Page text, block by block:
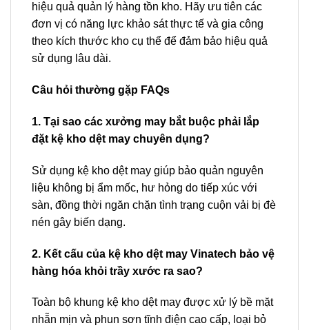
hiệu quả quản lý hàng tồn kho. Hãy ưu tiên các
đơn vị có năng lực khảo sát thực tế và gia công
theo kích thước kho cụ thể để đảm bảo hiệu quả
sử dụng lâu dài.
Câu hỏi thường gặp FAQs
1. Tại sao các xưởng may bắt buộc phải lắp
đặt kệ kho dệt may chuyên dụng?
Sử dụng kệ kho dệt may giúp bảo quản nguyên
liệu không bị ẩm mốc, hư hỏng do tiếp xúc với
sàn, đồng thời ngăn chặn tình trạng cuộn vải bị đè
nén gây biến dạng.
2. Kết cấu của kệ kho dệt may Vinatech bảo vệ
hàng hóa khỏi trầy xước ra sao?
Toàn bộ khung kệ kho dệt may được xử lý bề mặt
nhẵn mịn và phun sơn tĩnh điện cao cấp, loại bỏ